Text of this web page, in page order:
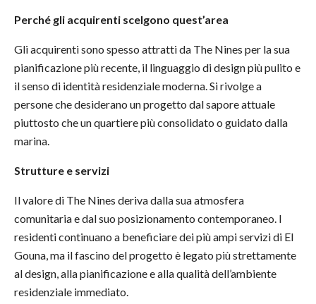
Perché gli acquirenti scelgono quest’area
Gli acquirenti sono spesso attratti da The Nines per la sua
pianificazione più recente, il linguaggio di design più pulito e
il senso di identità residenziale moderna. Si rivolge a
persone che desiderano un progetto dal sapore attuale
piuttosto che un quartiere più consolidato o guidato dalla
marina.
Strutture e servizi
Il valore di The Nines deriva dalla sua atmosfera
comunitaria e dal suo posizionamento contemporaneo. I
residenti continuano a beneficiare dei più ampi servizi di El
Gouna, ma il fascino del progetto è legato più strettamente
al design, alla pianificazione e alla qualità dell’ambiente
residenziale immediato.